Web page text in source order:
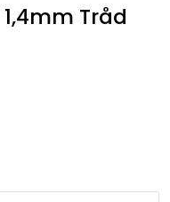
Tråd